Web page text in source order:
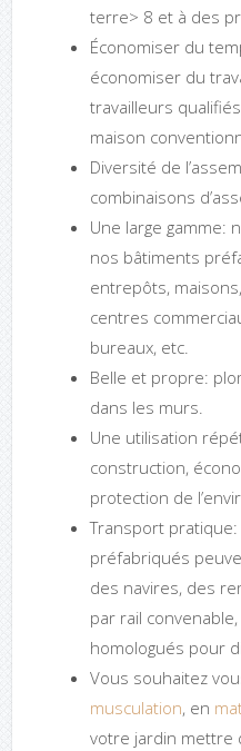
terre> 8 et à des
Économiser du
économiser du
travailleurs
maison
Diversité de
combinaisons
Une large gamme:
nos bâtiments
entrepôts,
centres
bureaux, etc.
Belle et propre:
dans les murs.
Une utilisation
construction,
protection de
Transport
préfabriqués
des navires, des
par rail
homologués pour
Vous souhaitez
musculation, en
votre jardin mettre